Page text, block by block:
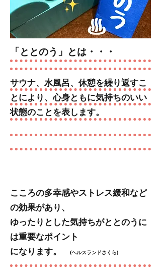
「ととのう」とは・・・
サウナ、水風呂、休憩を繰り返すこ
とにより、心身ともに気持ちのいい
状態のことを表します。
こころの多幸感やストレス緩和など
の効果があり、
ゆったりとした気持ちがととのうに
は重要なポイント
になります。
(ヘルスランドさくら)